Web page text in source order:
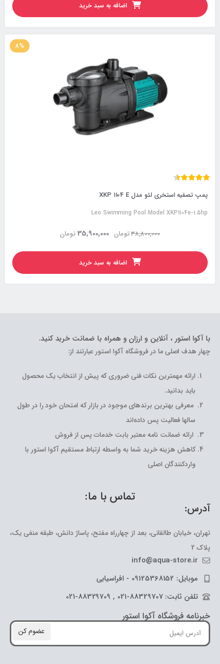
اضافه به سبد خرید
8%
پمپ‌ تصفیه استخری لئو مدل XKP 1104 E
Leo Swimming Pool Model XKP1104e-1.5hp
تومان38,800,000 تومان35,900,000
اضافه به سبد خرید
با آکوا استور ، آنلاین و ارزان و همراه با ضمانت خرید کنید.
چهار هدف اصلی ما در فروشگاه آکوا استور عبارتند از:
ارائه مهمترین نکات فنی ضروری که پیش از انتخاب یک محصول
باید بدانید.
معرفی بهترین برندهای موجود در بازار که امتحان خود را در طول
سالها فعالیت پس داده‌اند
ارائه ضمانت نامه معتبر بابت خدمات پس از فروش
کاهش هزینه خرید شما به واسطه ارتباط مستقیم آکوا استور با
واردکنندگان اصلی
تماس با ما:
آدرس:
تهران، خیابان طالقانی، بعد از چهارراه مفتح، پاساژ دانش، طبقه منفی یک،
پلاک 2
info@aqua-store.ir
موبایل: 09125368152 - افراسیابی
تلفن ثابت: 88329707-021 , 88329709-021
خبرنامه فروشگاه آکوا استور
عضوم کن